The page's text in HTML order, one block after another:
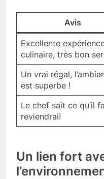
Avis
Excellente
culinaire, très bon
Un vrai régal,
est superbe !
Le chef sait ce qu’il
reviendrai!
Un lien fort